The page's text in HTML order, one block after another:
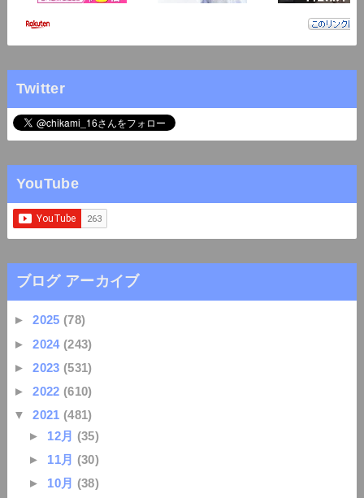
Twitter
YouTube
ブログ アーカイブ
►2025 (78)
►2024 (243)
►2023 (531)
►2022 (610)
▼2021 (481)
► 12月 (35)
► 11月 (30)
► 10月 (38)